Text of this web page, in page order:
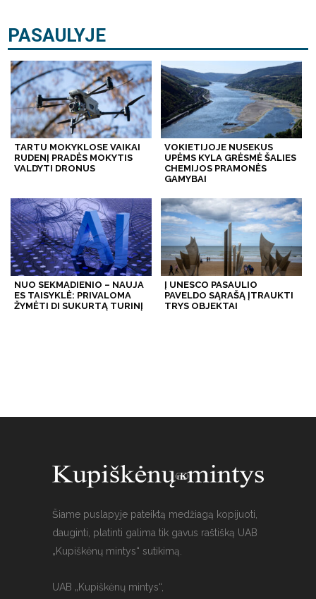
PASAULYJE
TARTU MOKYKLOSE VAIKAI
RUDENĮ PRADĖS MOKYTIS
VALDYTI DRONUS
VOKIETIJOJE NUSEKUS
UPĖMS KYLA GRĖSMĖ ŠALIES
CHEMIJOS PRAMONĖS
GAMYBAI
NUO SEKMADIENIO – NAUJA
ES TAISYKLĖ: PRIVALOMA
ŽYMĖTI DI SUKURTĄ TURINĮ
Į UNESCO PASAULIO
PAVELDO SĄRAŠĄ ĮTRAUKTI
TRYS OBJEKTAI
Šiame puslapyje pateiktą medžiagą kopijuoti,
dauginti, platinti galima tik gavus raštišką UAB
„Kupiškėnų mintys“ sutikimą.
UAB „Kupiškėnų mintys“,